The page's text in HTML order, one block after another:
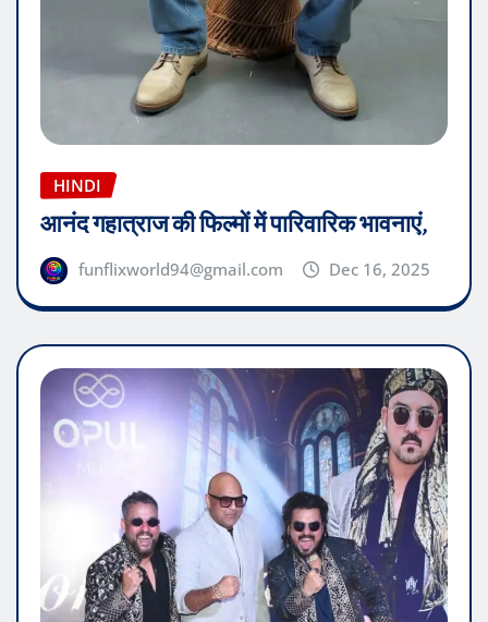
HINDI
आनंद गहात्राज की फिल्मों में पारिवारिक भावनाएं,
funflixworld94@gmail.com Dec 16, 2025